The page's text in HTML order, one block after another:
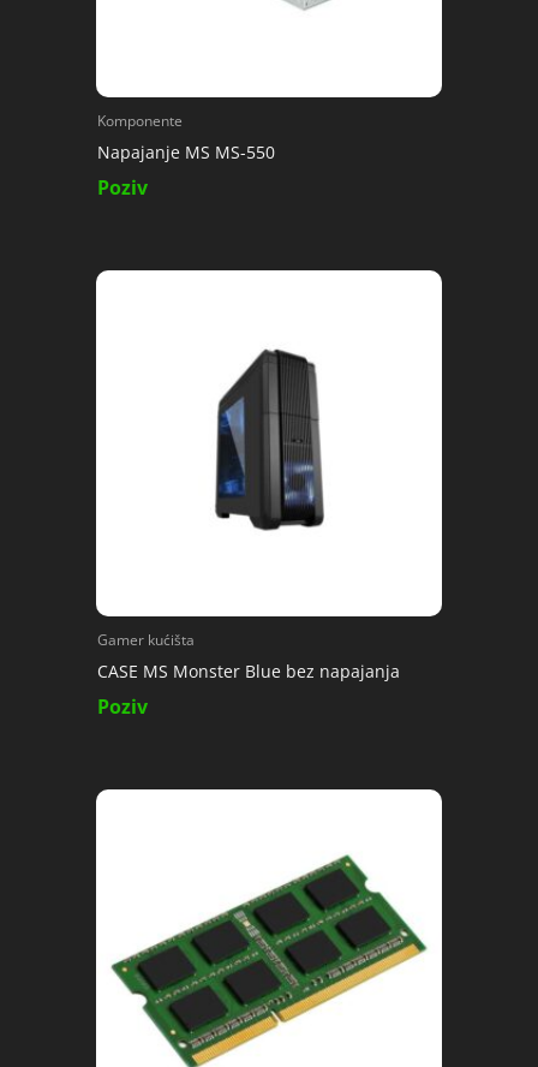
Komponente
Napajanje MS MS-550
Poziv
Gamer kućišta
CASE MS Monster Blue bez napajanja
Poziv